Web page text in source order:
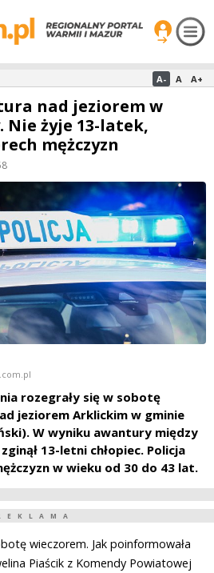
A- A A+
nad jeziorem w
żyje 13-latek,
mężczyzn
rozegrały się w sobotę
jeziorem Arklickim w gminie
W wyniku awantury między
13-letni chłopiec. Policja
w wieku od 30 do 43 lat.
wieczorem. Jak poinformowała
Piaścik z Komendy Powiatowej